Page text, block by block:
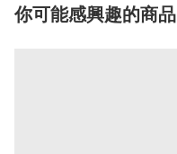
你可能感興趣的商品